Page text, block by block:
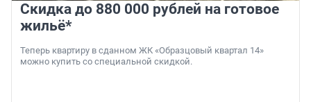
Скидка до 880 000 рублей на готовое
жильё*
Теперь квартиру в сданном ЖК «Образцовый квартал 14»
можно купить со специальной скидкой.